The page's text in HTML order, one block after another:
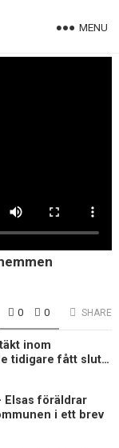
MENU
0 0 SHARE
inom
tidigare fått sluta
Elsas föräldrar
i ett brev